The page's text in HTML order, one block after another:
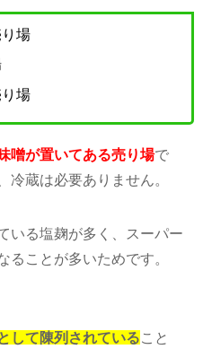
場
場
噌が置いてある売り場で
冷蔵は必要ありません。
いる塩麹が多く、スーパー
ることが多いためです。
して陳列されていること